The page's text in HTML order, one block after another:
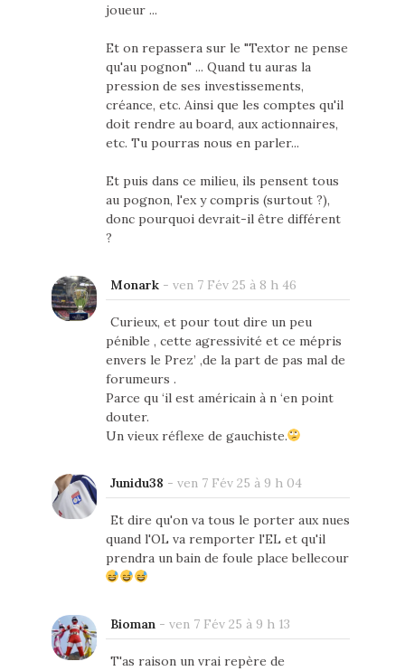
joueur ...
Et on repassera sur le "Textor ne pense
qu'au pognon" ... Quand tu auras la
pression de ses investissements,
créance, etc. Ainsi que les comptes qu'il
doit rendre au board, aux actionnaires,
etc. Tu pourras nous en parler...
Et puis dans ce milieu, ils pensent tous
au pognon, l'ex y compris (surtout ?),
donc pourquoi devrait-il être différent
?
Monark- ven 7 Fév 25 à 8 h 46
Curieux, et pour tout dire un peu
pénible , cette agressivité et ce mépris
envers le Prez’ ,de la part de pas mal de
forumeurs .
Parce qu ‘il est américain à n ‘en point
douter.
Un vieux réflexe de gauchiste.
Junidu38 - ven 7 Fév 25 à 9 h 04
Et dire qu'on va tous le porter aux nues
quand l'OL va remporter l'EL et qu'il
prendra un bain de foule place bellecour
Bioman- ven 7 Fév 25 à 9 h 13
T'as raison un vrai repère de